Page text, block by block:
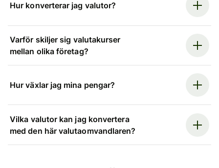
Hur konverterar jag valutor?
Varför skiljer sig valutakurser
mellan olika företag?
Hur växlar jag mina pengar?
Vilka valutor kan jag konvertera
med den här valutaomvandlaren?